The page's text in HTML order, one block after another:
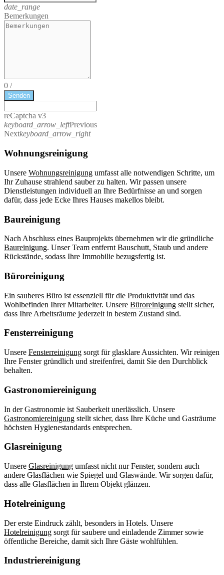
date_range
Bemerkungen
0 /
Senden
reCaptcha v3
keyboard_arrow_leftPrevious
Nextkeyboard_arrow_right
Wohnungsreinigung
Unsere Wohnungsreinigung umfasst alle notwendigen Schritte, um
Ihr Zuhause strahlend sauber zu halten. Wir passen unsere
Dienstleistungen individuell an Ihre Bedürfnisse an und sorgen
dafür, dass jede Ecke Ihres Hauses makellos bleibt.
Baureinigung
Nach Abschluss eines Bauprojekts übernehmen wir die gründliche
Baureinigung. Unser Team entfernt Bauschutt, Staub und andere
Rückstände, sodass Ihre Immobilie bezugsfertig ist.
Büroreinigung
Ein sauberes Büro ist essenziell für die Produktivität und das
Wohlbefinden Ihrer Mitarbeiter. Unsere Büroreinigung stellt sicher,
dass Ihre Arbeitsräume jederzeit in bestem Zustand sind.
Fensterreinigung
Unsere Fensterreinigung sorgt für glasklare Aussichten. Wir reinigen
Ihre Fenster gründlich und streifenfrei, damit Sie den Durchblick
behalten.
Gastronomiereinigung
In der Gastronomie ist Sauberkeit unerlässlich. Unsere
Gastronomiereinigung stellt sicher, dass Ihre Küche und Gasträume
höchsten Hygienestandards entsprechen.
Glasreinigung
Unsere Glasreinigung umfasst nicht nur Fenster, sondern auch
andere Glasflächen wie Spiegel und Glaswände. Wir sorgen dafür,
dass alle Glasflächen in Ihrem Objekt glänzen.
Hotelreinigung
Der erste Eindruck zählt, besonders in Hotels. Unsere
Hotelreinigung sorgt für saubere und einladende Zimmer sowie
öffentliche Bereiche, damit sich Ihre Gäste wohlfühlen.
Industriereinigung